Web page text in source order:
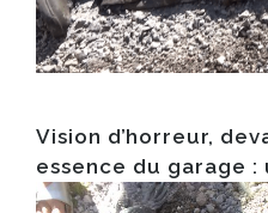
Vision d’horreur,
essence du garage :